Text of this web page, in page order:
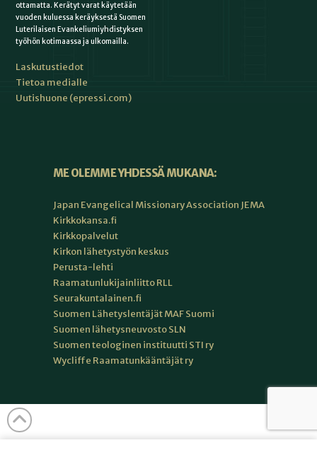
ottamatta. Kerätyt varat käytetään
vuoden kuluessa keräyksestä Suomen
Luterilaisen Evankeliumiyhdistyksen
työhön kotimaassa ja ulkomailla.
Laskutustiedot
Tietoa medialle
Uutishuone (epressi.com)
ME OLEMME YHDESSÄ MUKANA:
Japan Evangelical Missionary Association JEMA
Kirkkokansa.fi
Kirkkopalvelut
Kirkon lähetystyön keskus
Perusta-lehti
Raamatunlukijainliitto RLL
Seurakuntalainen.fi
Suomen Lähetyslentäjät MAF Suomi
Suomen lähetysneuvosto SLN
Suomen teologinen instituutti STI ry
Wycliffe Raamatunkääntäjät ry